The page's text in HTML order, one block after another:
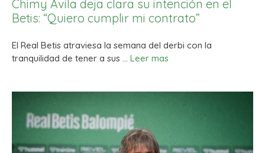
Chimy Ávila deja clara su intención en el
Betis: “Quiero cumplir mi contrato”
El Real Betis atraviesa la semana del derbi con la
tranquilidad de tener a sus … Leer mas